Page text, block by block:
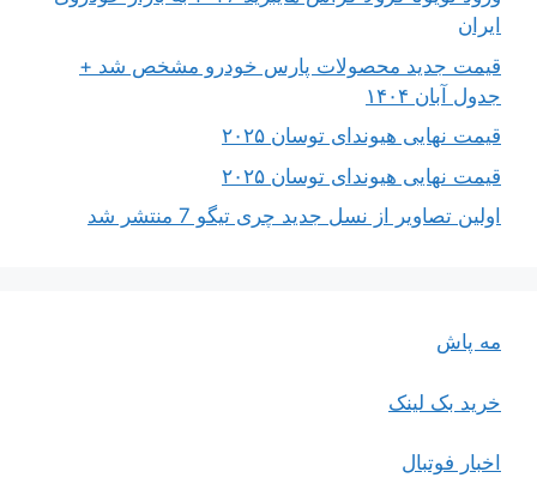
ایران
قیمت جدید محصولات پارس خودرو مشخص شد +
جدول آبان ۱۴۰۴
قیمت نهایی هیوندای توسان ۲۰۲۵
قیمت نهایی هیوندای توسان ۲۰۲۵
اولین تصاویر از نسل جدید چری تیگو 7 منتشر شد
مه پاش
خرید بک لینک
اخبار فوتبال